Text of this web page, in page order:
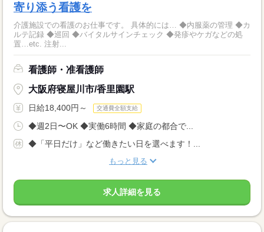
寄り添う看護を
介護施設での看護のお仕事です。 具体的には… ◆内服薬の管理 ◆カ
ルテ記録 ◆巡回 ◆バイタルサインチェック ◆発疹やケガなどの処
置…etc. 注射...
看護師・准看護師
大阪府寝屋川市/香里園駅
日給18,400円～ 交通費全額支給
◆週2日〜OK ◆実働6時間 ◆家庭の都合で...
◆「平日だけ」など働きたい日を選べます！...
もっと見る
求人詳細を見る